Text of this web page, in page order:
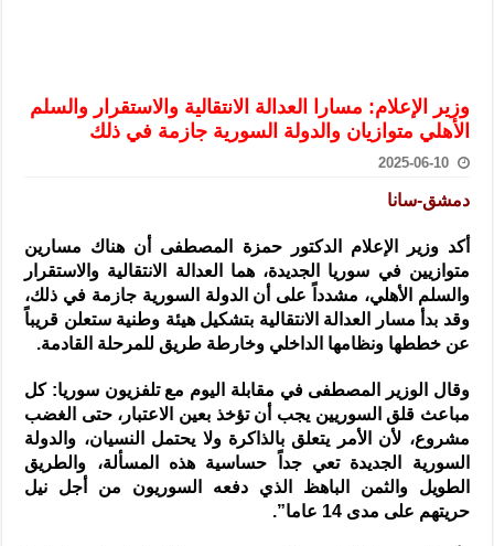
سوريا تبحث مع الإيسيسكو التعاون في البحث العلمي وحماية التراث
وزير الإعلام: مسارا العدالة الانتقالية والاستقرار والسلم
الأهلي متوازيان والدولة السورية جازمة في ذلك
2025-06-10
دمشق-سانا
أكد وزير الإعلام الدكتور حمزة المصطفى أن هناك مسارين
متوازيين في سوريا الجديدة، هما العدالة الانتقالية والاستقرار
والسلم الأهلي، مشدداً على أن الدولة السورية جازمة في ذلك،
وقد بدأ مسار العدالة الانتقالية بتشكيل هيئة وطنية ستعلن قريباً
عن خططها ونظامها الداخلي وخارطة طريق للمرحلة القادمة.
وقال الوزير المصطفى في مقابلة اليوم مع تلفزيون سوريا: كل
مباعث قلق السوريين يجب أن تؤخذ بعين الاعتبار، حتى الغضب
مشروع، لأن الأمر يتعلق بالذاكرة ولا يحتمل النسيان، والدولة
السورية الجديدة تعي جداً حساسية هذه المسألة، والطريق
الطويل والثمن الباهظ الذي دفعه السوريون من أجل نيل
حريتهم على مدى 14 عاما”.